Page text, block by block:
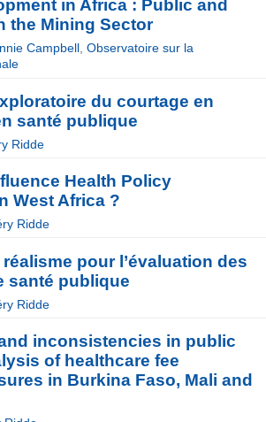
in Africa : Public and
the Mining Sector
Campbell ,Observatoire sur la
du courtage en
santé publique
Ridde
Health Policy
West Africa ?
Ridde
pour l’évaluation des
santé publique
Ridde
inconsistencies in public
of healthcare fee
in Burkina Faso, Mali and